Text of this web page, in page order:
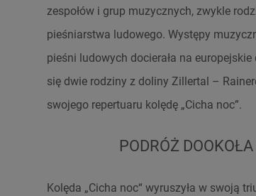
zespołów i grup muzycznych, zwykle
pieśniarstwa ludowego. Występy
pieśni ludowych docierała na
się dwie rodziny z doliny Zillertal –
swojego repertuaru kolędę „Cicha noc”.
PODRÓŻ
Kolęda „Cicha noc“ wyruszyła w swoją